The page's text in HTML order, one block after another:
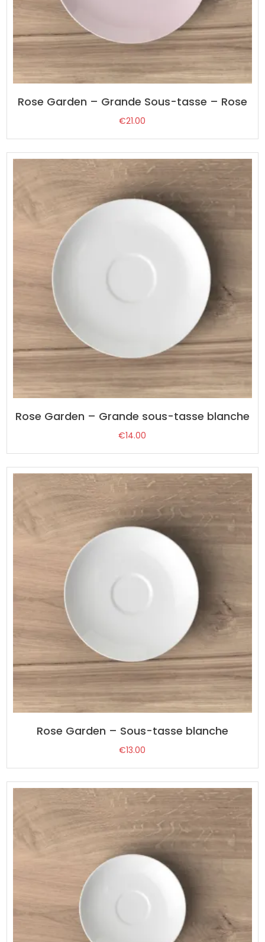
Rose Garden – Grande Sous-tasse – Rose
€21.00
Rose Garden – Grande sous-tasse blanche
€14.00
Rose Garden – Sous-tasse blanche
€13.00